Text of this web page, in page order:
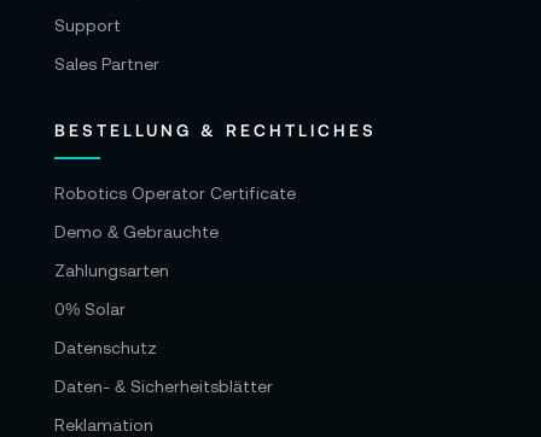
Support
Sales Partner
BESTELLUNG & RECHTLICHES
Robotics Operator Certificate
Demo & Gebrauchte
Zahlungsarten
0% Solar
Datenschutz
Daten- & Sicherheitsblätter
Reklamation